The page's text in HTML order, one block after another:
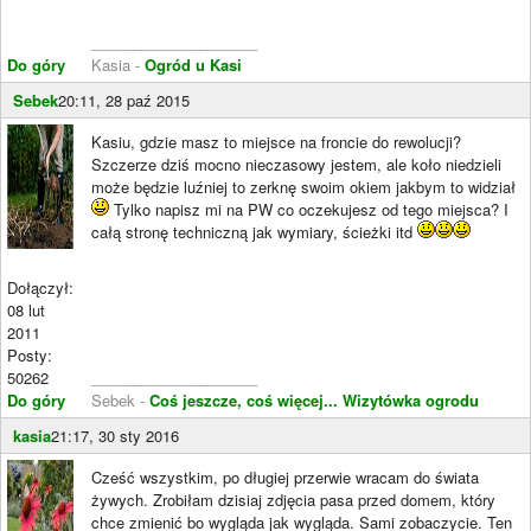
Do góry
Kasia - Ogród u Kasi
Sebek20:11, 28 paź 2015
Dołączył:
08 lut
2011
Posty:
50262
Do góry
Kasiu, gdzie masz to miejsce na froncie do rewolucji?
Szczerze dziś mocno nieczasowy jestem, ale koło niedzieli
może będzie luźniej to zerknę swoim okiem jakbym to widział
Tylko napisz mi na PW co oczekujesz od tego miejsca? I
całą stronę techniczną jak wymiary, ścieżki itd
Sebek - Coś jeszcze, coś więcej... Wizytówka ogrodu
kasia21:17, 30 sty 2016
Cześć wszystkim, po długiej przerwie wracam do świata
żywych. Zrobiłam dzisiaj zdjęcia pasa przed domem, który
chce zmienić bo wygląda jak wygląda. Sami zobaczycie. Ten